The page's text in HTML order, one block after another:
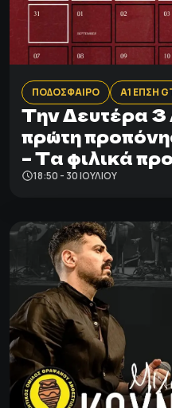
ΠΟΔΟΣΦΑΙΡΟ Α1 ΕΠΣΗ
Tην Δευτέρα 3
πρώτη
– Τα φιλικά
18:50 - 30 ΙΟΥΛΊΟΥ